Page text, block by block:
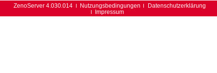
ZenoServer 4.030.014 Nutzungsbedingungen
Datenschutzerklärung
Impressum